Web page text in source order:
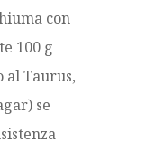
con
100 g
Taurus,
se